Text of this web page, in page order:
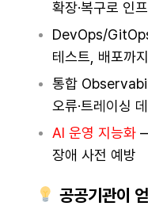
확장·복구로 인
DevOps/
테스트, 배포까
통합
오류·트레이싱
AI 운영 지능화—
장애 사전 예방
공공기관이